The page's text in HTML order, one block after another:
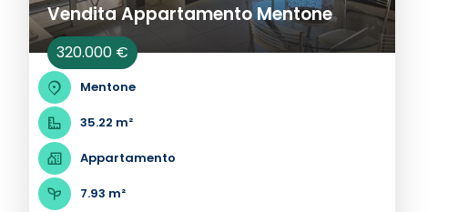
Vendita Appartamento Mentone
320.000 €
Mentone
35.22 m²
Appartamento
7.93 m²